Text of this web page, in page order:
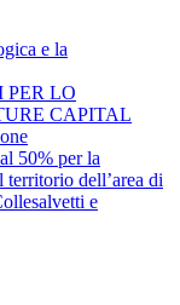
e la
LO
CAPITAL
50% per la
dell’area di
e